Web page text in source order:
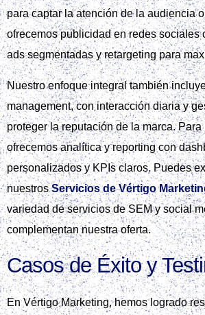
para captar la atención de la audiencia
ofrecemos publicidad en redes sociales
ads segmentadas y retargeting para
Nuestro enfoque integral también
management, con interacción diaria y
proteger la reputación de la marca.
ofrecemos analítica y reporting con
personalizados y KPIs claros. Puedes
nuestrosServicios de Vértigo
variedad de servicios de SEM y social
complementan nuestra oferta.
Casos de Éxito y
En Vértigo Marketing, hemos logrado